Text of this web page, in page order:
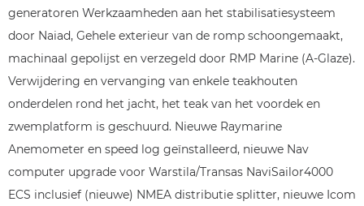
generatoren Werkzaamheden aan het stabilisatiesysteem
door Naiad, Gehele exterieur van de romp schoongemaakt,
machinaal gepolijst en verzegeld door RMP Marine (A-Glaze).
Verwijdering en vervanging van enkele teakhouten
onderdelen rond het jacht, het teak van het voordek en
zwemplatform is geschuurd. Nieuwe Raymarine
Anemometer en speed log geïnstalleerd, nieuwe Nav
computer upgrade voor Warstila/Transas NaviSailor4000
ECS inclusief (nieuwe) NMEA distributie splitter, nieuwe Icom